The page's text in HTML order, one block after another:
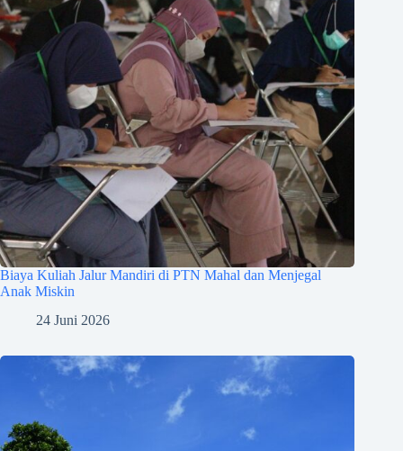
Biaya Kuliah Jalur Mandiri di PTN Mahal dan Menjegal
Anak Miskin
24 Juni 2026